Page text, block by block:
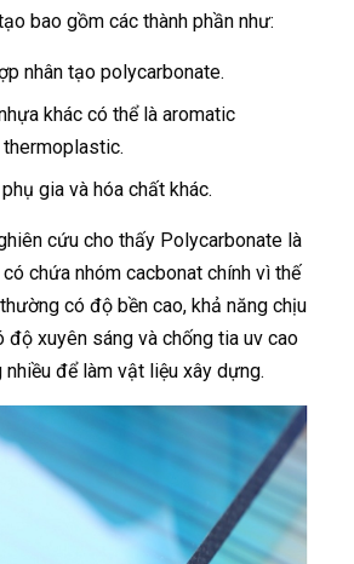
bao gồm các thành phần như:
nhân tạo polycarbonate.
khác có thể là aromatic
gia và hóa chất khác.
cứu cho thấy Polycarbonate là
chứa nhóm cacbonat chính vì thế
có độ bền cao, khả năng chịu
độ xuyên sáng và chống tia uv cao
để làm vật liệu xây dựng.